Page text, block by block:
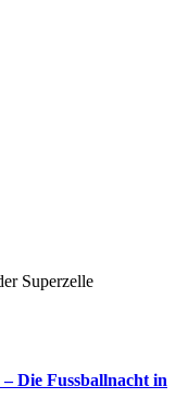
Superzelle
Die Fussballnacht in